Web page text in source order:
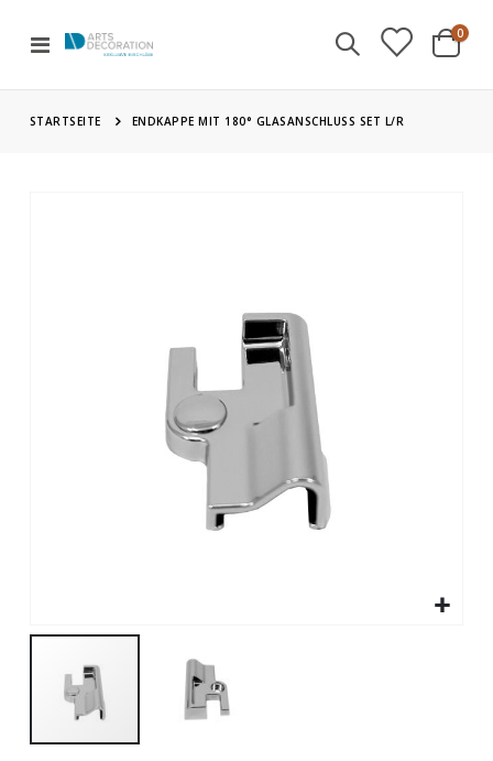
Navigation
Cart
0
STARTSEITE ENDKAPPE MIT 180° GLASANSCHLUSS SET L/R